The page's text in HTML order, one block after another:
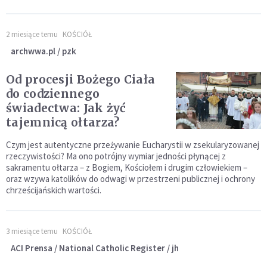
2 miesiące temu KOŚCIÓŁ
archwwa.pl / pzk
Od procesji Bożego Ciała
do codziennego
świadectwa: Jak żyć
tajemnicą ołtarza?
Czym jest autentyczne przeżywanie Eucharystii w zsekularyzowanej
rzeczywistości? Ma ono potrójny wymiar jedności płynącej z
sakramentu ołtarza – z Bogiem, Kościołem i drugim człowiekiem –
oraz wzywa katolików do odwagi w przestrzeni publicznej i ochrony
chrześcijańskich wartości.
3 miesiące temu KOŚCIÓŁ
ACI Prensa / National Catholic Register / jh